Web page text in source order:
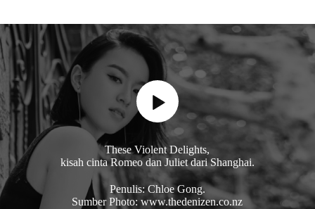
These Violent Delights,
kisah cinta Romeo dan Juliet dari Shanghai.
Penulis: Chloe Gong.
Sumber Photo: www.thedenizen.co.nz